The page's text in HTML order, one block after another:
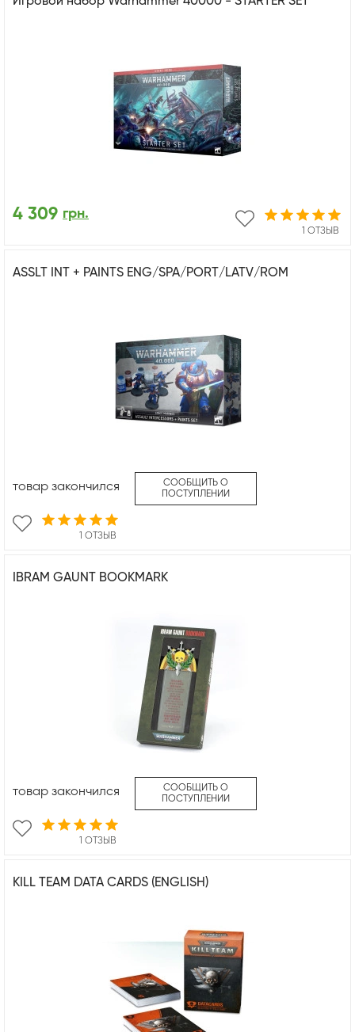
1 ОТЗЫВ
4 309 грн.
ASSLT INT + PAINTS ENG/SPA/PORT/LATV/ROM
1 ОТЗЫВ
товар закончился
СООБЩИТЬ О
ПОСТУПЛЕНИИ
IBRAM GAUNT BOOKMARK
1 ОТЗЫВ
товар закончился
СООБЩИТЬ О
ПОСТУПЛЕНИИ
KILL TEAM DATA CARDS (ENGLISH)